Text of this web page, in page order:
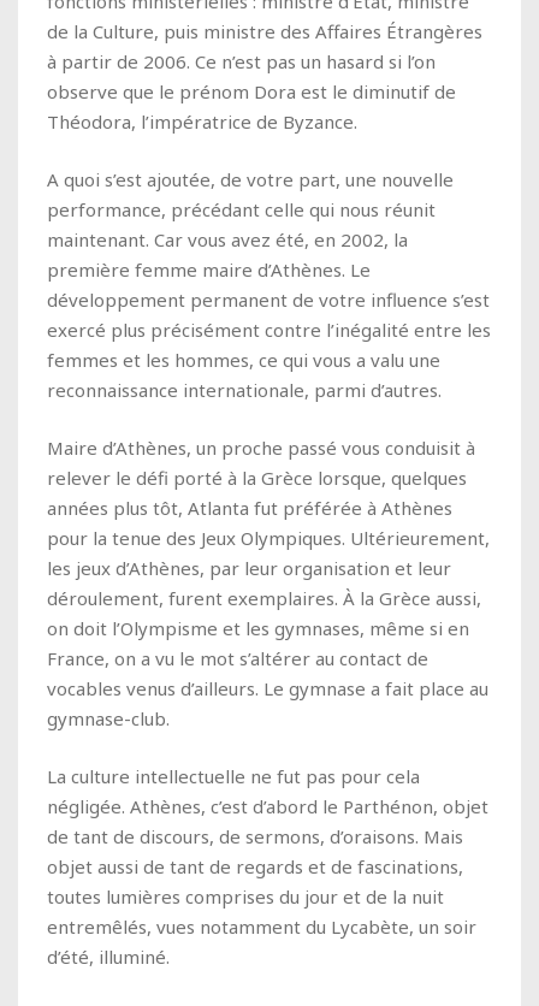
de la Culture, puis ministre des Affaires Étrangères
à partir de 2006. Ce n’est pas un hasard si l’on
observe que le prénom Dora est le diminutif de
Théodora, l’impératrice de Byzance.
A quoi s’est ajoutée, de votre part, une nouvelle
performance, précédant celle qui nous réunit
maintenant. Car vous avez été, en 2002, la
première femme maire d’Athènes. Le
développement permanent de votre influence s’est
exercé plus précisément contre l’inégalité entre les
femmes et les hommes, ce qui vous a valu une
reconnaissance internationale, parmi d’autres.
Maire d’Athènes, un proche passé vous conduisit à
relever le défi porté à la Grèce lorsque, quelques
années plus tôt, Atlanta fut préférée à Athènes
pour la tenue des Jeux Olympiques. Ultérieurement,
les jeux d’Athènes, par leur organisation et leur
déroulement, furent exemplaires. À la Grèce aussi,
on doit l’Olympisme et les gymnases, même si en
France, on a vu le mot s’altérer au contact de
vocables venus d’ailleurs. Le gymnase a fait place au
gymnase-club.
La culture intellectuelle ne fut pas pour cela
négligée. Athènes, c’est d’abord le Parthénon, objet
de tant de discours, de sermons, d’oraisons. Mais
objet aussi de tant de regards et de fascinations,
toutes lumières comprises du jour et de la nuit
entremêlés, vues notamment du Lycabète, un soir
d’été, illuminé.